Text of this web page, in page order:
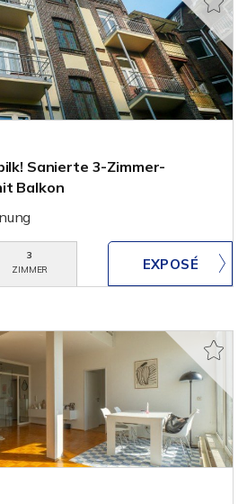
Sanierte 3-Zimmer-
Balkon
3
ZIMMER